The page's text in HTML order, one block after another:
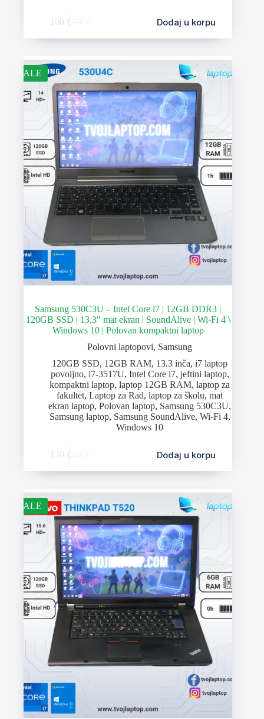
100 € Dodaj u korpu
SALE
Samsung 530C3U – Intel Core i7 | 12GB DDR3 |
120GB SSD | 13,3″ mat ekran | SoundAlive | Wi-Fi 4 \
Windows 10 | Polovan kompaktni laptop
Polovni laptopovi, Samsung
120GB SSD, 12GB RAM, 13.3 inča,i7 laptop
povoljno, i7-3517U, Intel Core i7, jeftini laptop,
kompaktni laptop,laptop 12GB RAM,laptop za
fakultet,Laptop za Rad,laptop za školu,mat
ekran laptop,Polovan laptop, Samsung 530C3U,
Samsung laptop, Samsung SoundAlive, Wi-Fi 4,
Windows 10
130 € Dodaj u korpu
SALE